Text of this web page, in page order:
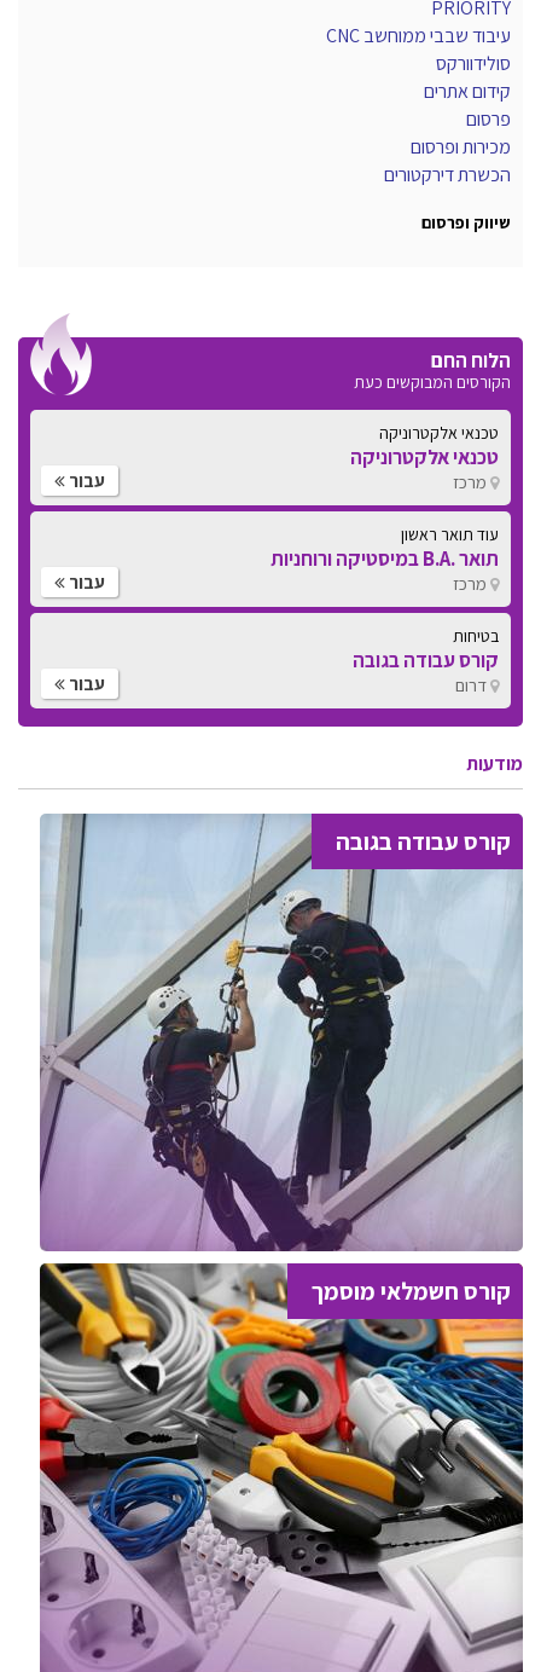
PRIORITY
עיבוד שבבי ממוחשב CNC
סולידוורקס
קידום אתרים
פרסום
מכירות ופרסום
הכשרת דירקטורים
שיווק ופרסום
הלוח החם
הקורסים המבוקשים כעת
טכנאי אלקטרוניקה
טכנאי אלקטרוניקה
מרכז עבור
עוד תואר ראשון
תואר .B.A במיסטיקה ורוחניות
מרכז עבור
בטיחות
קורס עבודה בגובה
דרום עבור
מודעות
קורס עבודה בגובה
קורס חשמלאי מוסמך